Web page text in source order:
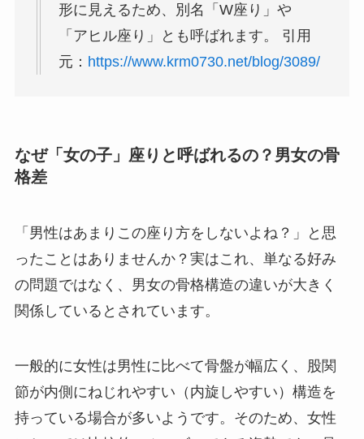
形に見えるため、別名「W座り」や
「アヒル座り」とも呼ばれます。 引用
元： https://www.krm0730.net/blog/3089/
なぜ「女の子」座りと呼ばれるの？男女の骨
格差
「男性はあまりこの座り方をしないよね？」と思
ったことはありませんか？実はこれ、単なる好み
の問題ではなく、男女の骨格構造の違いが大きく
関係しているとされています。
一般的に女性は男性に比べて骨盤が幅広く、股関
節が内側にねじれやすい（内旋しやすい）構造を
持っている場合が多いようです。そのため、女性